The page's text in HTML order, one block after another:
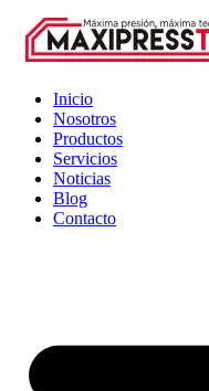
Inicio
Nosotros
Productos
Servicios
Noticias
Blog
Contacto